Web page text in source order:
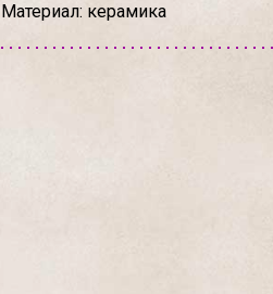
Материал: керамика